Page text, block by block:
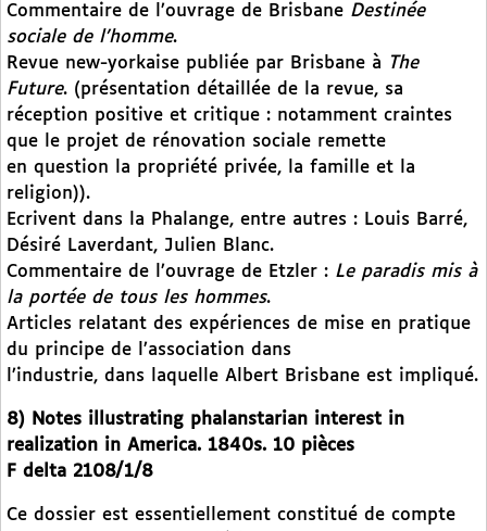
Commentaire de l’ouvrage de Brisbane Destinée
sociale de l’homme.
Revue new-yorkaise publiée par Brisbane à The
Future. (présentation détaillée de la revue, sa
réception positive et critique : notamment craintes
que le projet de rénovation sociale remette
en question la propriété privée, la famille et la
religion)).
Ecrivent dans la Phalange, entre autres : Louis Barré,
Désiré Laverdant, Julien Blanc.
Commentaire de l’ouvrage de Etzler : Le paradis mis à
la portée de tous les hommes.
Articles relatant des expériences de mise en pratique
du principe de l’association dans
l’industrie, dans laquelle Albert Brisbane est impliqué.
8) Notes illustrating phalanstarian interest in
realization in America. 1840s. 10 pièces
F delta 2108/1/8
Ce dossier est essentiellement constitué de compte